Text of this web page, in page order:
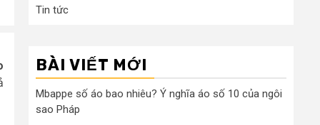
Tin tức
BÀI VIẾT MỚI
Mbappe số áo bao nhiêu? Ý nghĩa áo số 10 của ngôi
sao Pháp